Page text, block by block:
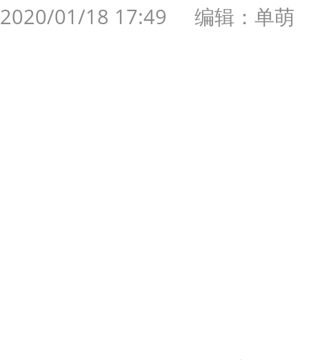
2020/01/18 17:49 编辑：单萌